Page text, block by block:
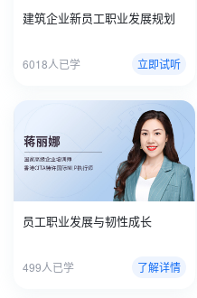
建筑企业新员工职业发展规划
6018人已学 立即试听
员工职业发展与韧性成长
499人已学 了解详情